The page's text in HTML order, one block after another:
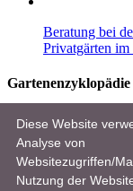
Beratung bei
Privatgärten im
Entdecken Sie im
Bilder und viele
Einsteiger und
Werben &
Diese Website
Analyse von
Websitezugriffen/
Nutzung der